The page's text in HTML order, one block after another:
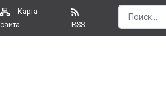
Карта
сайта
RSS